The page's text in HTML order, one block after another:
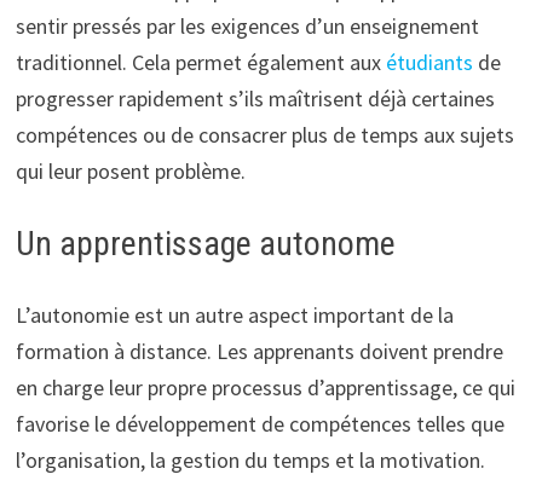
sentir pressés par les exigences d’un enseignement
traditionnel. Cela permet également aux étudiants de
progresser rapidement s’ils maîtrisent déjà certaines
compétences ou de consacrer plus de temps aux sujets
qui leur posent problème.
Un apprentissage autonome
L’autonomie est un autre aspect important de la
formation à distance. Les apprenants doivent prendre
en charge leur propre processus d’apprentissage, ce qui
favorise le développement de compétences telles que
l’organisation, la gestion du temps et la motivation.